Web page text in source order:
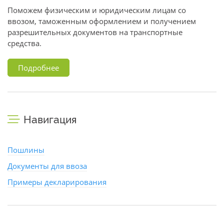
Поможем физическим и юридическим лицам со
ввозом, таможенным оформлением и получением
разрешительных документов на транспортные
средства.
Подробнее
Навигация
Пошлины
Документы для ввоза
Примеры декларирования